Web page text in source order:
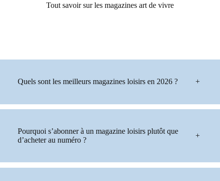
Tout savoir sur les magazines art de vivre
Quels sont les meilleurs magazines loisirs en 2026 ? +
Pourquoi s’abonner à un magazine loisirs plutôt que
d’acheter au numéro ?
+